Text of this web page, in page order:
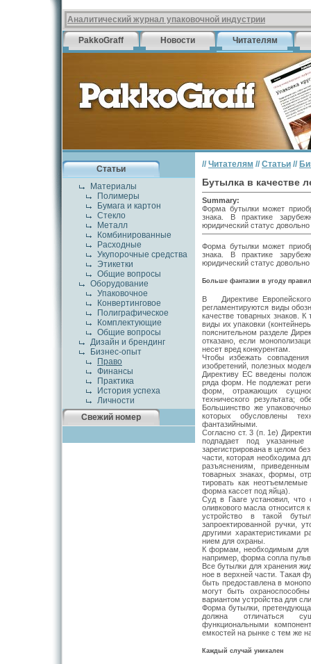
Аналитический журнал упаковочной индустрии
PakkoGraff Новости Читателям
Статьи
Материалы
Полимеры
Бумага и картон
Стекло
Металл
Комбинированные
Расходные
Укупорочные средства
Этикетки
Общие вопросы
Оборудование
Упаковочное
Конвертинговое
Полиграфическое
Комплектующие
Общие вопросы
Дизайн и брендинг
Бизнес-опыт
Право
Финансы
Практика
История успеха
Личности
Свежий номер
// Читателям // Статьи //
Бутылка в качестве
Summary:
Форма бутылки может
знака. В практике
юридический статус
Форма бутылки может
знака. В практи­ке
юридический статус
Больше фантазии в угоду
В Директиве
регламенти­руются виды
качестве товарных знаков.
виды их упаковки
пояснительном разделе
отказано, если
несет вред конкурентам.
Чтобы избежать
изобрете­ний, полезных
Директиву ЕС введены
ряда форм. Не подле­жат
форм, отражающих
технического результата;
Большинство же
которых обусловлены
фантазийными.
Согласно ст. 3 (п. 1е)
под­падает под
зарегистрирована в целом
части, которая необхо­дима
разъяснениям,
товарных знаках, формы,
тировать как
форма кас­сет под яйца).
Суд в Гааге установил, что
олив­кового масла
устройство в такой
запроектированной ручки,
другими характеристиками
нием для охраны.
К формам, необходимым для
на­пример, форма сопла
Все бутылки для хранения
ное в верхней части. Такая
быть предоставлена в
могут быть
вариантом устрой­ства для
Форма бутылки,
должна отличаться
функциональными
емкостей на рынке с тем же
Каждый случай уникален